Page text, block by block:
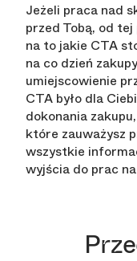
Jeżeli praca nad
przed Tobą, od
na to jakie CTA
na co dzień
umiejscowienie
CTA było dla
dokonania
które zauważysz
wszystkie
wyjścia do prac